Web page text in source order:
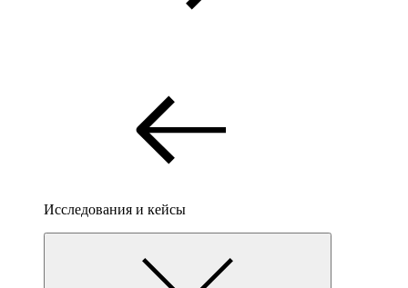
Исследования и кейсы